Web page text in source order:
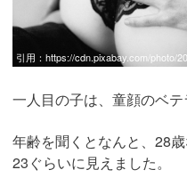
引用： https://cdn.pixabay.com/photo/
一人目の子は、童顔のベテ
年齢を聞くとなんと、28
23ぐらいに見えました。